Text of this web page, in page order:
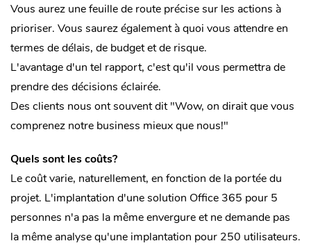
Vous aurez une feuille de route précise sur les actions à
prioriser. Vous saurez également à quoi vous attendre en
termes de délais, de budget et de risque.
L'avantage d'un tel rapport, c'est qu'il vous permettra de
prendre des décisions éclairée.
Des clients nous ont souvent dit "Wow, on dirait que vous
comprenez notre business mieux que nous!"
Quels sont les coûts?
Le coût varie, naturellement, en fonction de la portée du
projet. L'implantation d'une solution Office 365 pour 5
personnes n'a pas la même envergure et ne demande pas
la même analyse qu'une implantation pour 250 utilisateurs.